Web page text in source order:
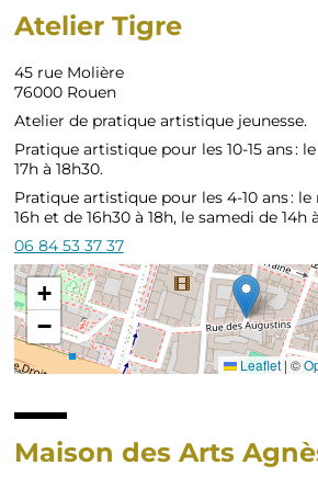
Atelier Tigre
45 rue Molière
76000 Rouen
Atelier de pratique artistique jeunesse.
Pratique artistique pour les 10-15 ans :
17h à 18h30.
Pratique artistique pour les 4-10 ans : le
16h et de 16h30 à 18h, le samedi de 14h
06 84 53 37 37
+
−
Leaflet| ©
Maison des Arts